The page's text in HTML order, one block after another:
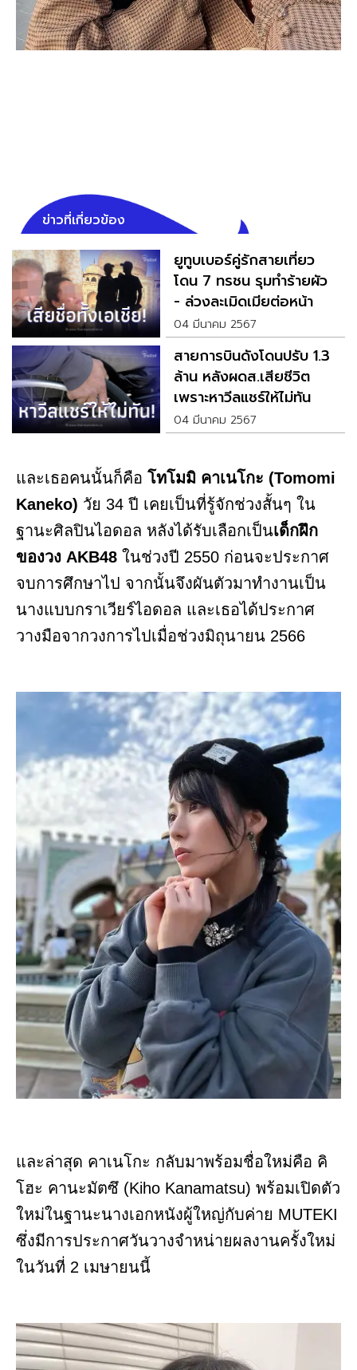
ข่าวที่เกี่ยวข้อง
ยูทูบเบอร์คู่รักสายเที่ยว
โดน 7 ทรชน รุมทำร้ายผัว
- ล่วงละเมิดเมียต่อหน้า
04 มีนาคม 2567
สายการบินดังโดนปรับ 1.3
ล้าน หลังผดส.เสียชีวิต
เพราะหาวีลแชร์ให้ไม่ทัน
04 มีนาคม 2567
และเธอคนนั้นก็คือ โทโมมิ คาเนโกะ (Tomomi
Kaneko) วัย 34 ปี เคยเป็นที่รู้จักช่วงสั้นๆ ใน
ฐานะศิลปินไอดอล หลังได้รับเลือกเป็นเด็กฝึก
ของวง AKB48 ในช่วงปี 2550 ก่อนจะประกาศ
จบการศึกษาไป จากนั้นจึงผันตัวมาทำงานเป็น
นางแบบกราเวียร์ไอดอล และเธอได้ประกาศ
วางมือจากวงการไปเมื่อช่วงมิถุนายน 2566
และล่าสุด คาเนโกะ กลับมาพร้อมชื่อใหม่คือ คิ
โฮะ คานะมัตซึ (Kiho Kanamatsu) พร้อมเปิดตัว
ใหม่ในฐานะนางเอกหนังผู้ใหญ่กับค่าย MUTEKI
ซึ่งมีการประกาศวันวางจำหน่ายผลงานครั้งใหม่
ในวันที่ 2 เมษายนนี้